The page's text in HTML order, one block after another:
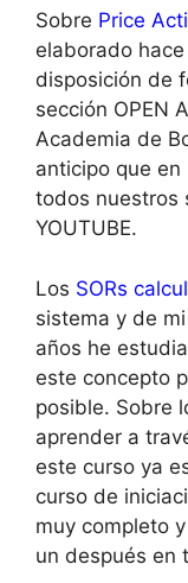
Sobre Price
elaborado
disposición de
sección OPEN
Academia de
anticipo que
todos nuestros
YOUTUBE.
Los SORs
sistema y de
años he
este concepto
posible. Sobre
aprender a
este curso ya
curso de
muy completo
un después en